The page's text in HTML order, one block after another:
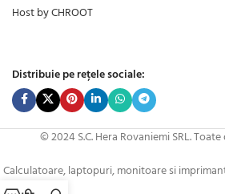
Host by CHROOT
Distribuie pe rețele sociale:
© 2024 S.C. Hera Rovaniemi SRL.
Calculatoare, laptopuri, monitoare si